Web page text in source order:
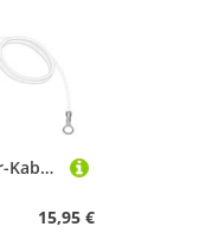
Ujjdwiurgh 26ft Anh?nger-Kabelbaum-Kit, 4-Poliger 5-Adriger Anh?nger-Kabelbaum, Bootsanh?nger-Kabelbaum, Flacher Anh?ngerstecker
15,95 €